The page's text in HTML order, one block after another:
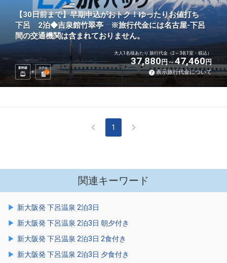
【30日前まで】早期申込がおトク！ゆったりお値打ち
下呂 2泊◆吉泉館竹翠亭 ※旅行代金には名古屋-下呂
間の交通機関は含まれておりません。
新幹線
ホテル
2泊
大人1名様あたり 旅行代金（2～3名1室・税込）
37,880円 47,460円
表示旅行代金について
1
関連キーワード
新大阪発 下呂温泉 2泊3日
新大阪発 下呂温泉 2泊3日 朝夕付き
新大阪発 下呂温泉 2泊3日 2食付き
新大阪発 下呂温泉 2泊3日 夕食付き